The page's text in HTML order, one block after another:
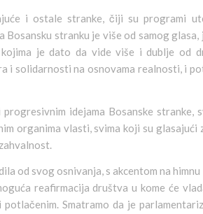
i ostale stranke, čiji su programi
Bosansku stranku je više od samog
je dato da vide više i dublje od
i solidarnosti na osnovama realnosti, i
idejama Bosanske stranke,
organima vlasti, svima koji su glasajući
od svog osnivanja, s akcentom na himnu
reafirmacija društva u kome će
Smatramo da je